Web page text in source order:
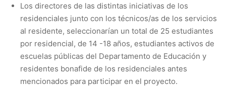
Los directores de las distintas iniciativas de los
residenciales junto con los técnicos/as de los servicios
al residente, seleccionarían un total de 25 estudiantes
por residencial, de 14 -18 años, estudiantes activos de
escuelas públicas del Departamento de Educación y
residentes bonafide de los residenciales antes
mencionados para participar en el proyecto.